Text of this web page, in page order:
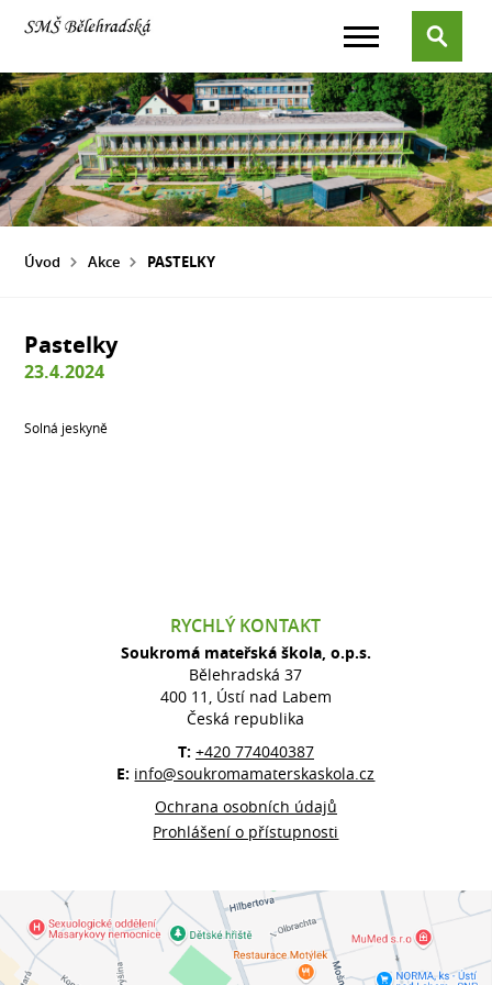
Úvod Akce PASTELKY
Pastelky
23.4.2024
Solná jeskyně
RYCHLÝ KONTAKT
Soukromá mateřská škola, o.p.s.
Bělehradská 37
400 11, Ústí nad Labem
Česká republika
T: +420 774040387
E: info@soukromamaterskaskola.cz
Ochrana osobních údajů
Prohlášení o přístupnosti